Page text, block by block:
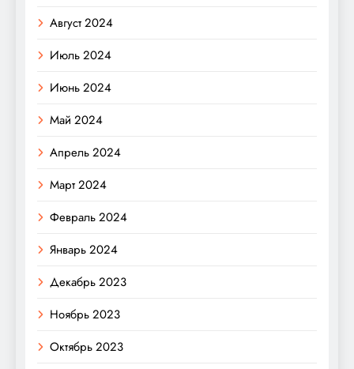
Август 2024
Июль 2024
Июнь 2024
Май 2024
Апрель 2024
Март 2024
Февраль 2024
Январь 2024
Декабрь 2023
Ноябрь 2023
Октябрь 2023